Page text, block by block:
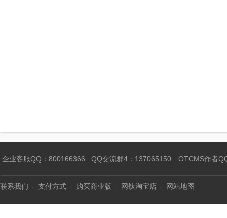
企业客服QQ：800166366 QQ交流群4：137065150 OTCMS作者
联系我们 - 支付方式 - 购买商业版 - 网钛淘宝店 - 网站地图